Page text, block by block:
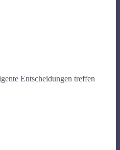
Entscheidungen treffen